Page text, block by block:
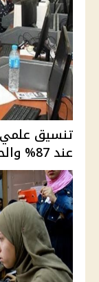
عند 87% والحاسبات 83% وأماكن بال...